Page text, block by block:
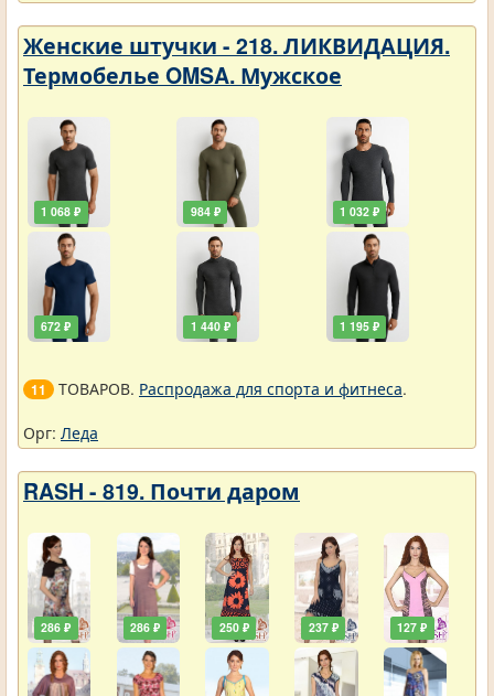
Женские штучки - 218. ЛИКВИДАЦИЯ.
Термобелье OMSA. Мужское
1 068 ₽
672 ₽
984 ₽
1 440 ₽
1 032 ₽
1 195 ₽
11 ТОВАРОВ. Распродажа для спорта и фитнеса.
Орг: Леда
RASH - 819. Почти даром
286 ₽ 286 ₽ 250 ₽ 237 ₽ 127 ₽